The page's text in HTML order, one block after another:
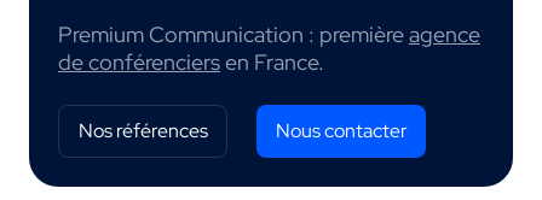
Premium Communication : premièreagence
de conférenciersen France.
Nos références Nous contacter